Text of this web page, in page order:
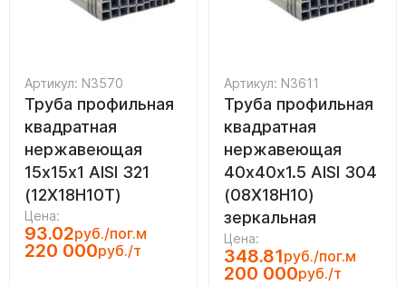
Артикул: N3570
Труба профильная
квадратная
нержавеющая
15х15х1 AISI 321
(12Х18Н10Т)
Цена:
93.02руб./пог.м
220 000руб./т
Артикул: N3611
Труба профильная
квадратная
нержавеющая
40х40х1.5 AISI 304
(08Х18Н10)
зеркальная
Цена:
348.81руб./пог.м
200 000руб./т